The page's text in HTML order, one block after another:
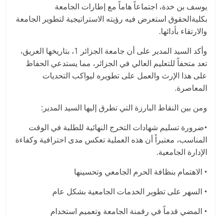
يوسف بن خدة، اجتماعاً هاماً مع إطارات الجامعة
بكليةالحقوق استعرض فيه رؤيته الاستراتيجية لتطوير الجامعة
والارتقاء بأدائها.
وأكد السيد المدير على أن جامعة الجزائر 1، بتاريخها العريق،
تعد متحفاً للتعليم العالي في الجزائر، مما يستدعي الحفاظ
على هذا الإرث والعمل على تطويره ليواكب التحديات
المعاصرة.
ومن بين النقاط البارزة التي تطرق إليها السيد المدير:
•ضرورة تسليم شهادات التخرج النهائية للطلبة في الوقت
المناسب، معتبراً أن هذه العملية تعكس مدى احترافية وكفاءة
الإدارة الجامعية.
• الاهتمام بنظافة الحرم الجامعي وتحسينها
• السهر على تطوير الخدمات الجامعية بشكل عام
• المضي قدماً في رقمنة الجامعة وتعميم استخدام